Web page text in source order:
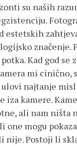
su naših
estetskih
značenje.
Kad god se
mi cinično,
najtanje
iza kamere.
ali nam ništa
one mogu
Postoji li